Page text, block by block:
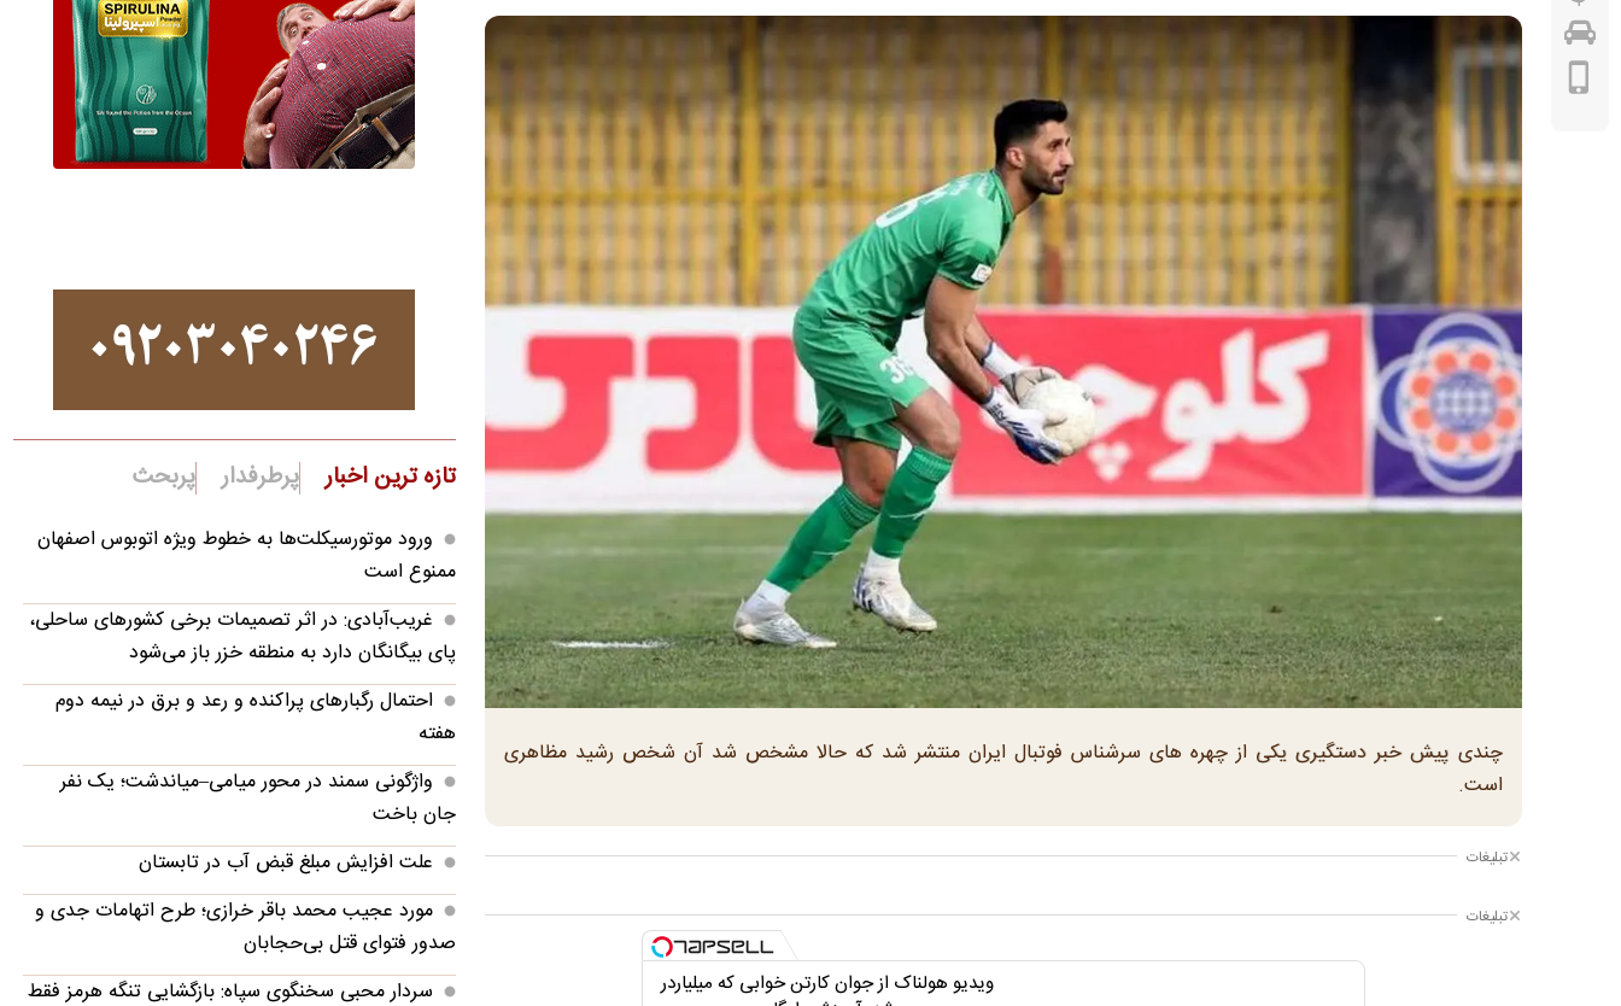
چندی پیش خبر دستگیری یکی از چهره های سرشناس فوتبال ایران منتشر شد که حالا مشخص شد آن شخص رشید مظاهری
است.
تبلیغات
تبلیغات
ویدیو هولناک از جوان کارتن خوابی که میلیاردر
تازه ترین اخبار پرطرفدار پربحث
ورود موتورسیکلت‌ها به خطوط ویژه اتوبوس اصفهان
ممنوع است
غریب‌آبادی: در اثر تصمیمات برخی کشورهای ساحلی،
پای بیگانگان دارد به منطقه خزر باز می‌شود
احتمال رگبارهای پراکنده و رعد و برق در نیمه دوم
هفته
واژگونی سمند در محور میامی–میاندشت؛ یک نفر
جان باخت
علت افزایش مبلغ قبض آب در تابستان
مورد عجیب محمد باقر خرازی؛ طرح اتهامات جدی و
صدور فتوای قتل بی‌حجابان
سردار محبی سخنگوی سپاه: بازگشایی تنگه‌ هرمز فقط